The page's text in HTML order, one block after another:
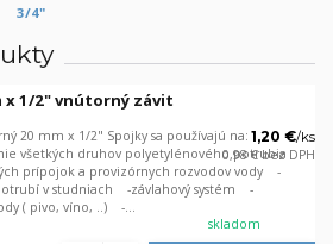
3/4"
x 1/2" vnútorný závit
20 mm x 1/2" Spojky sa používajú na: -
všetkých druhov polyetylénového potrubia
prípojok a provizórnych rozvodov vody -
v studniach -závlahový systém -
( pivo, víno, ..) -...
1,20 €/ks
0,98 €bez DPH
skladom